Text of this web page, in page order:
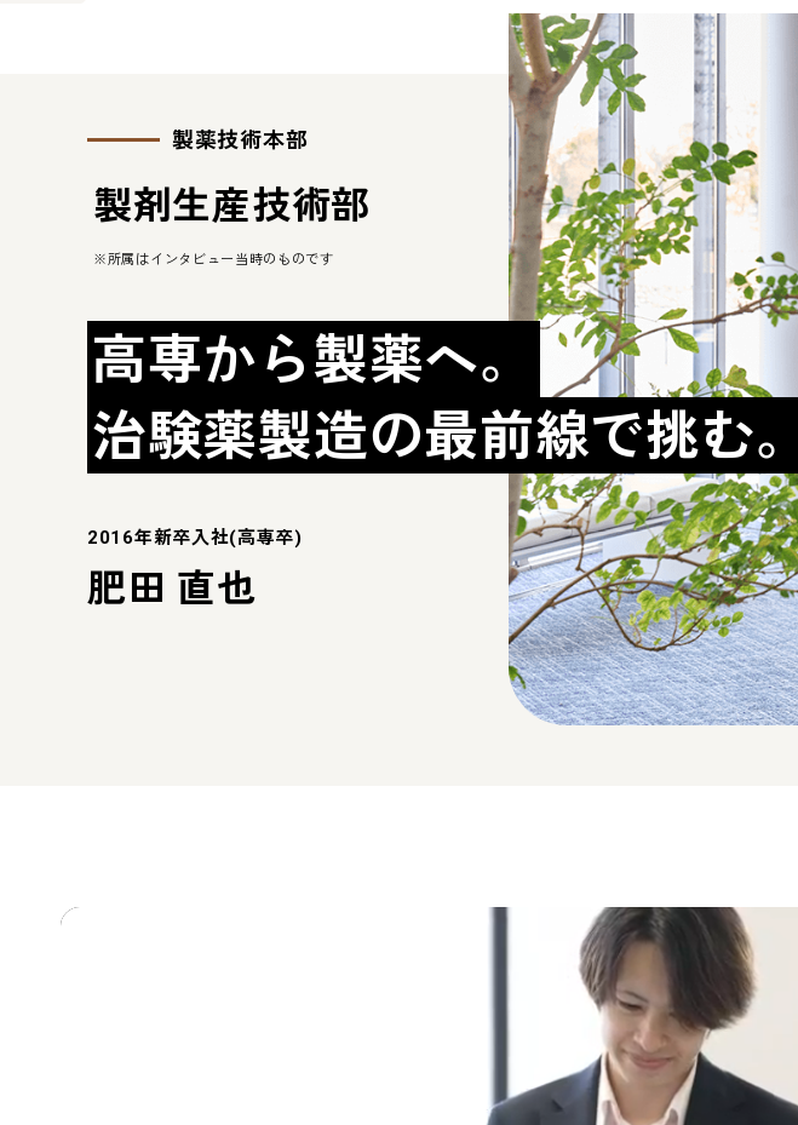
製薬技術本部
製剤生産技術部
※所属はインタビュー当時のものです
高専から製薬へ。
治験薬製造の最前線で挑む。
2016年新卒入社(高専卒)
肥田 直也